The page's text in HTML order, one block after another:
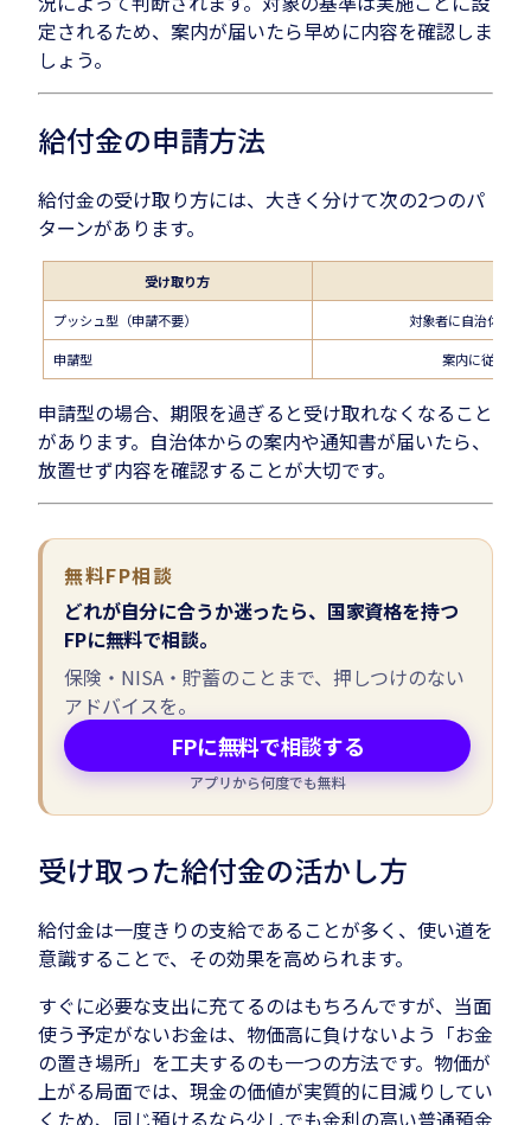
定されるため、案内が届いたら早めに内容を確認しま
しょう。
給付金の申請方法
給付金の受け取り方には、大きく分けて次の2つのパ
ターンがあります。
受け取り方
プッシュ型（申請不要） 対象者に自治体か
申請型 案内に従って
申請型の場合、期限を過ぎると受け取れなくなること
があります。自治体からの案内や通知書が届いたら、
放置せず内容を確認することが大切です。
無料FP相談
どれが自分に合うか迷ったら、国家資格を持つ
FPに無料で相談。
保険・NISA・貯蓄のことまで、押しつけのない
アドバイスを。
FPに無料で相談する
アプリから何度でも無料
受け取った給付金の活かし方
給付金は一度きりの支給であることが多く、使い道を
意識することで、その効果を高められます。
すぐに必要な支出に充てるのはもちろんですが、当面
使う予定がないお金は、物価高に負けないよう「お金
の置き場所」を工夫するのも一つの方法です。物価が
上がる局面では、現金の価値が実質的に目減りしてい
くため、同じ預けるなら少しでも金利の高い普通預金